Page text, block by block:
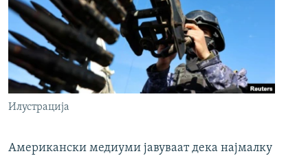
Илустрација
Американски медиуми јавуваат дека најмалку